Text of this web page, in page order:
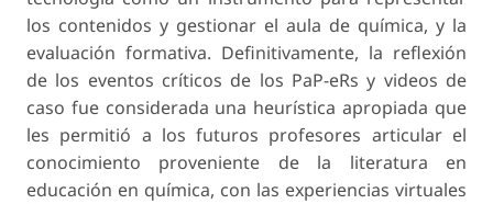
los contenidos y gestionar el aula de química, y la
evaluación formativa. Definitivamente, la reflexión
de los eventos críticos de los PaP-eRs y videos de
caso fue considerada una heurística apropiada que
les permitió a los futuros profesores articular el
conocimiento proveniente de la literatura en
educación en química, con las experiencias virtuales